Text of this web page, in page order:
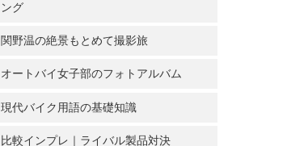
ング
関野温の絶景もとめて撮影旅
オートバイ女子部のフォトアルバム
現代バイク用語の基礎知識
比較インプレ｜ライバル製品対決